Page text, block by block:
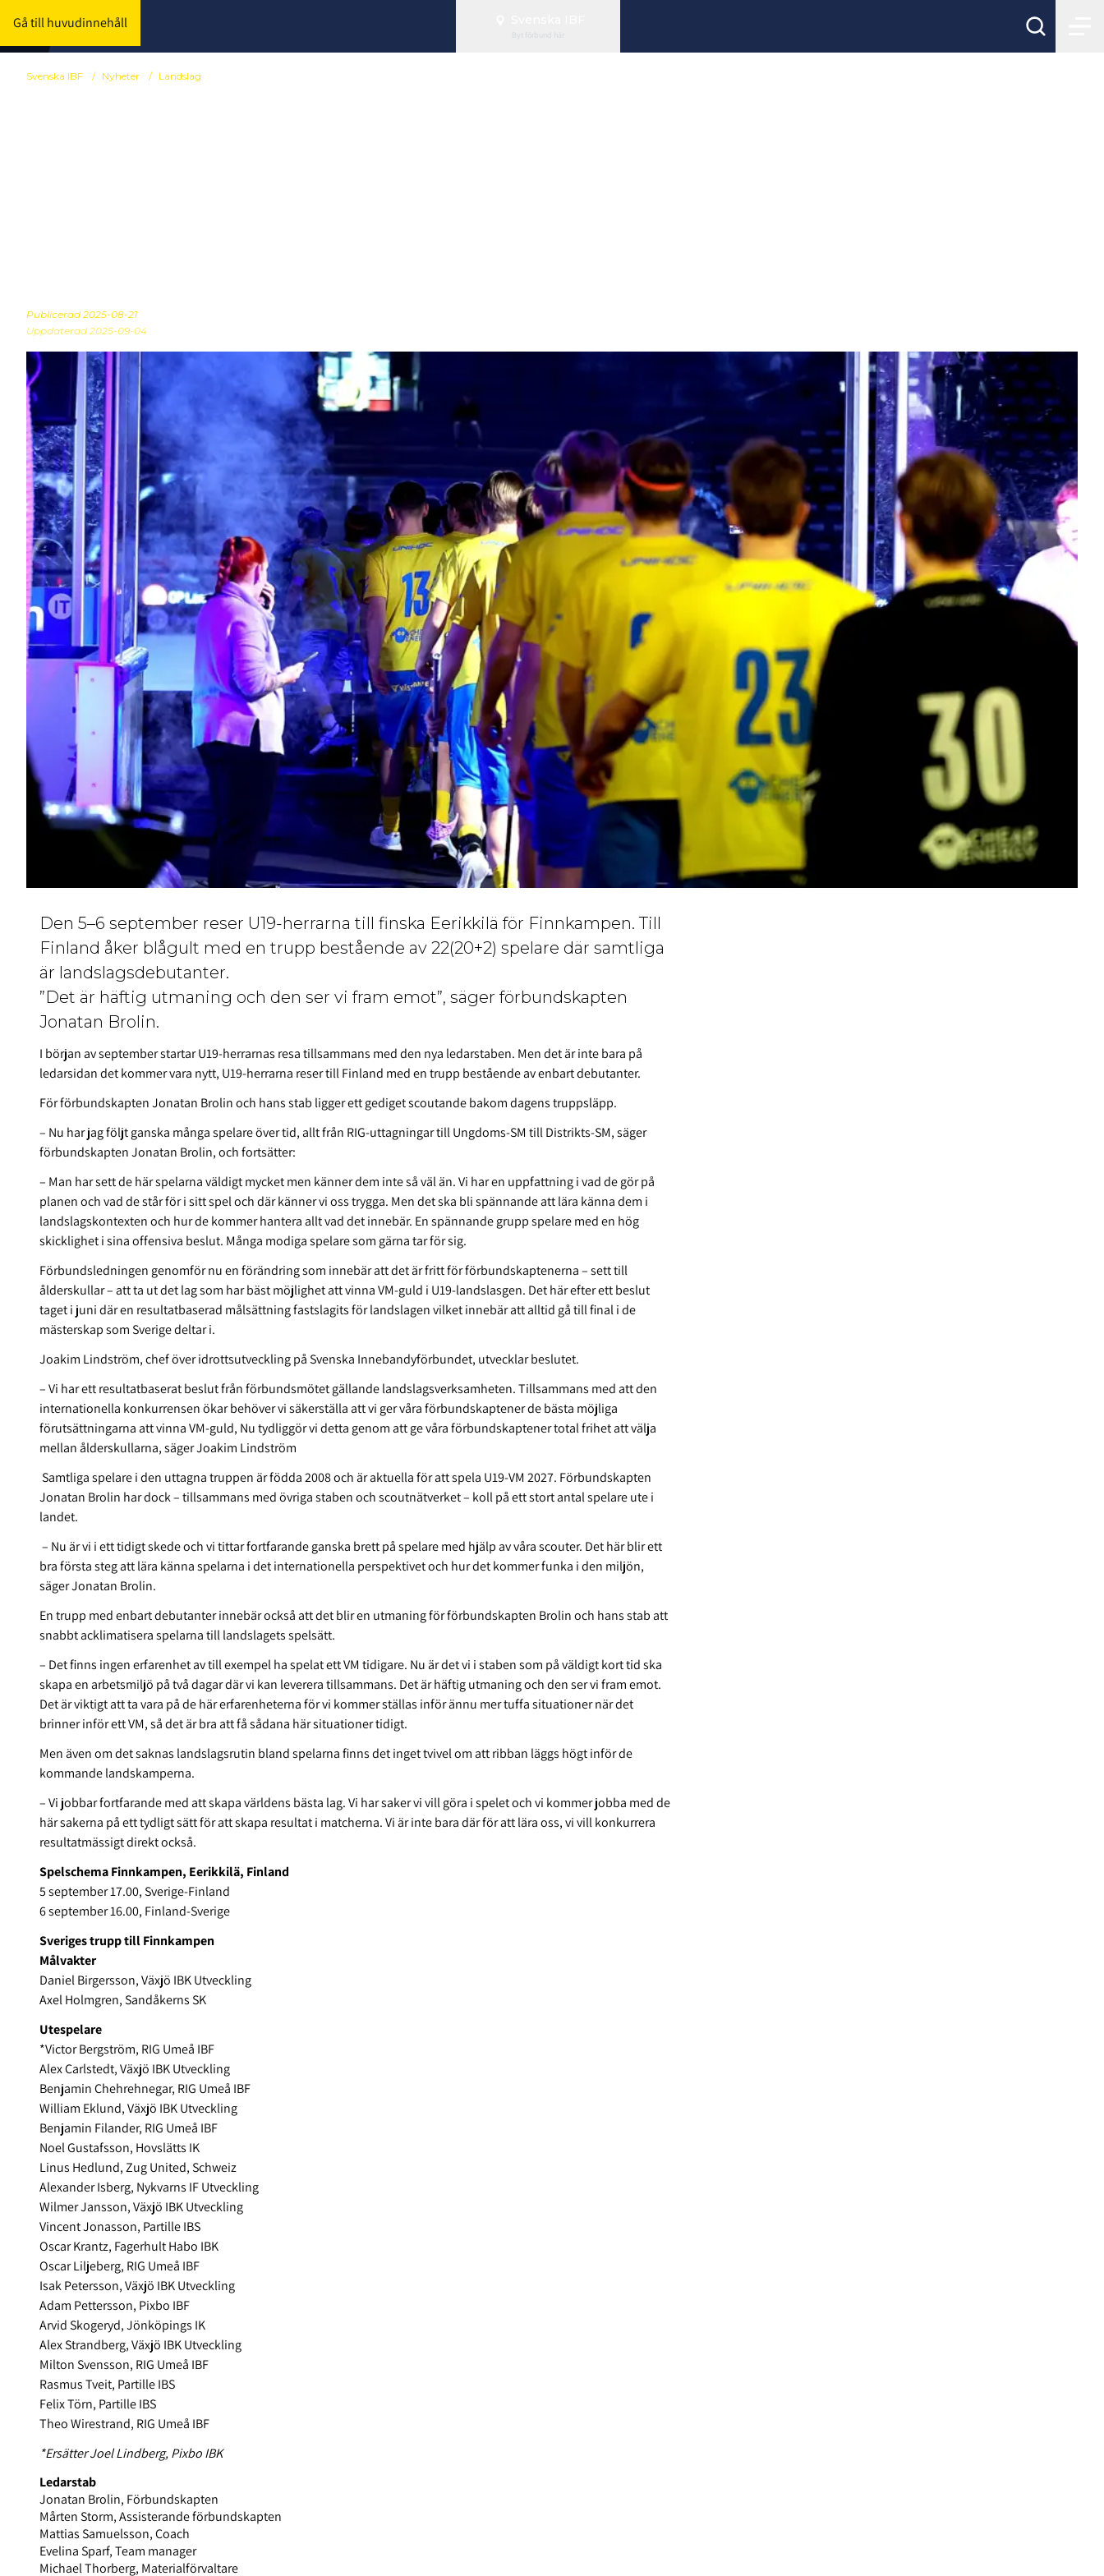
Gå till huvudinnehåll
Byt förbund här
Svenska IBF / Nyheter / Landslag
Publicerad 2025-08-21
Uppdaterad 2025-09-04
Den 5–6 september reser U19-herrarna till finska Eerikkilä för Finnkampen. Till
Finland åker blågult med en trupp bestående av 22(20+2) spelare där samtliga
är landslagsdebutanter.
”Det är häftig utmaning och den ser vi fram emot”, säger förbundskapten
Jonatan Brolin.
I början av september startar U19-herrarnas resa tillsammans med den nya ledarstaben. Men det är inte bara på
ledarsidan det kommer vara nytt, U19-herrarna reser till Finland med en trupp bestående av enbart debutanter.
För förbundskapten Jonatan Brolin och hans stab ligger ett gediget scoutande bakom dagens truppsläpp.
– Nu har jag följt ganska många spelare över tid, allt från RIG-uttagningar till Ungdoms-SM till Distrikts-SM, säger
förbundskapten Jonatan Brolin, och fortsätter:
– Man har sett de här spelarna väldigt mycket men känner dem inte så väl än. Vi har en uppfattning i vad de gör på
planen och vad de står för i sitt spel och där känner vi oss trygga. Men det ska bli spännande att lära känna dem i
landslagskontexten och hur de kommer hantera allt vad det innebär. En spännande grupp spelare med en hög
skicklighet i sina offensiva beslut. Många modiga spelare som gärna tar för sig.
Förbundsledningen genomför nu en förändring som innebär att det är fritt för förbundskaptenerna – sett till
ålderskullar – att ta ut det lag som har bäst möjlighet att vinna VM-guld i U19-landslasgen. Det här efter ett beslut
taget i juni där en resultatbaserad målsättning fastslagits för landslagen vilket innebär att alltid gå till final i de
mästerskap som Sverige deltar i.
Joakim Lindström, chef över idrottsutveckling på Svenska Innebandyförbundet, utvecklar beslutet.
– Vi har ett resultatbaserat beslut från förbundsmötet gällande landslagsverksamheten. Tillsammans med att den
internationella konkurrensen ökar behöver vi säkerställa att vi ger våra förbundskaptener de bästa möjliga
förutsättningarna att vinna VM-guld, Nu tydliggör vi detta genom att ge våra förbundskaptener total frihet att välja
mellan ålderskullarna, säger Joakim Lindström
Samtliga spelare i den uttagna truppen är födda 2008 och är aktuella för att spela U19-VM 2027. Förbundskapten
Jonatan Brolin har dock – tillsammans med övriga staben och scoutnätverket – koll på ett stort antal spelare ute i
landet.
– Nu är vi i ett tidigt skede och vi tittar fortfarande ganska brett på spelare med hjälp av våra scouter. Det här blir ett
bra första steg att lära känna spelarna i det internationella perspektivet och hur det kommer funka i den miljön,
säger Jonatan Brolin.
En trupp med enbart debutanter innebär också att det blir en utmaning för förbundskapten Brolin och hans stab att
snabbt acklimatisera spelarna till landslagets spelsätt.
– Det finns ingen erfarenhet av till exempel ha spelat ett VM tidigare. Nu är det vi i staben som på väldigt kort tid ska
skapa en arbetsmiljö på två dagar där vi kan leverera tillsammans. Det är häftig utmaning och den ser vi fram emot.
Det är viktigt att ta vara på de här erfarenheterna för vi kommer ställas inför ännu mer tuffa situationer när det
brinner inför ett VM, så det är bra att få sådana här situationer tidigt.
Men även om det saknas landslagsrutin bland spelarna finns det inget tvivel om att ribban läggs högt inför de
kommande landskamperna.
– Vi jobbar fortfarande med att skapa världens bästa lag. Vi har saker vi vill göra i spelet och vi kommer jobba med de
här sakerna på ett tydligt sätt för att skapa resultat i matcherna. Vi är inte bara där för att lära oss, vi vill konkurrera
resultatmässigt direkt också.
Spelschema Finnkampen, Eerikkilä, Finland
5 september 17.00, Sverige-Finland
6 september 16.00, Finland-Sverige
Sveriges trupp till Finnkampen
Målvakter
Daniel Birgersson, Växjö IBK Utveckling
Axel Holmgren, Sandåkerns SK
Utespelare
*Victor Bergström, RIG Umeå IBF
Alex Carlstedt, Växjö IBK Utveckling
Benjamin Chehrehnegar, RIG Umeå IBF
William Eklund, Växjö IBK Utveckling
Benjamin Filander, RIG Umeå IBF
Noel Gustafsson, Hovslätts IK
Linus Hedlund, Zug United, Schweiz
Alexander Isberg, Nykvarns IF Utveckling
Wilmer Jansson, Växjö IBK Utveckling
Vincent Jonasson, Partille IBS
Oscar Krantz, Fagerhult Habo IBK
Oscar Liljeberg, RIG Umeå IBF
Isak Petersson, Växjö IBK Utveckling
Adam Pettersson, Pixbo IBF
Arvid Skogeryd, Jönköpings IK
Alex Strandberg, Växjö IBK Utveckling
Milton Svensson, RIG Umeå IBF
Rasmus Tveit, Partille IBS
Felix Törn, Partille IBS
Theo Wirestrand, RIG Umeå IBF
*Ersätter Joel Lindberg, Pixbo IBK
Ledarstab
Jonatan Brolin, Förbundskapten
Mårten Storm, Assisterande förbundskapten
Mattias Samuelsson, Coach
Evelina Sparf, Team manager
Michael Thorberg, Materialförvaltare